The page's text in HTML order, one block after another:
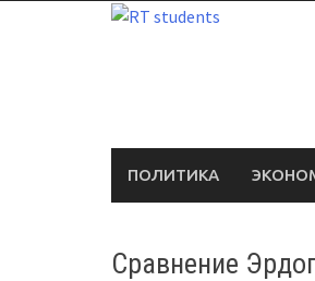
ПОЛИТИКА
Сравнение